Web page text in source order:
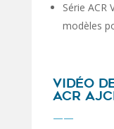
Série ACR
modèles
VIDÉO
ACR
——